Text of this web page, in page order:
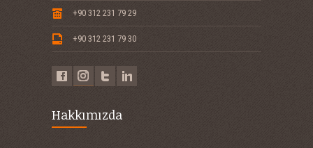
+90 312 231 79 29
+90 312 231 79 30
Hakkımızda